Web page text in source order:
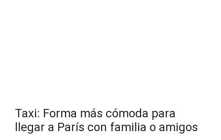
Taxi: Forma más cómoda para
llegar a París con familia o amigos